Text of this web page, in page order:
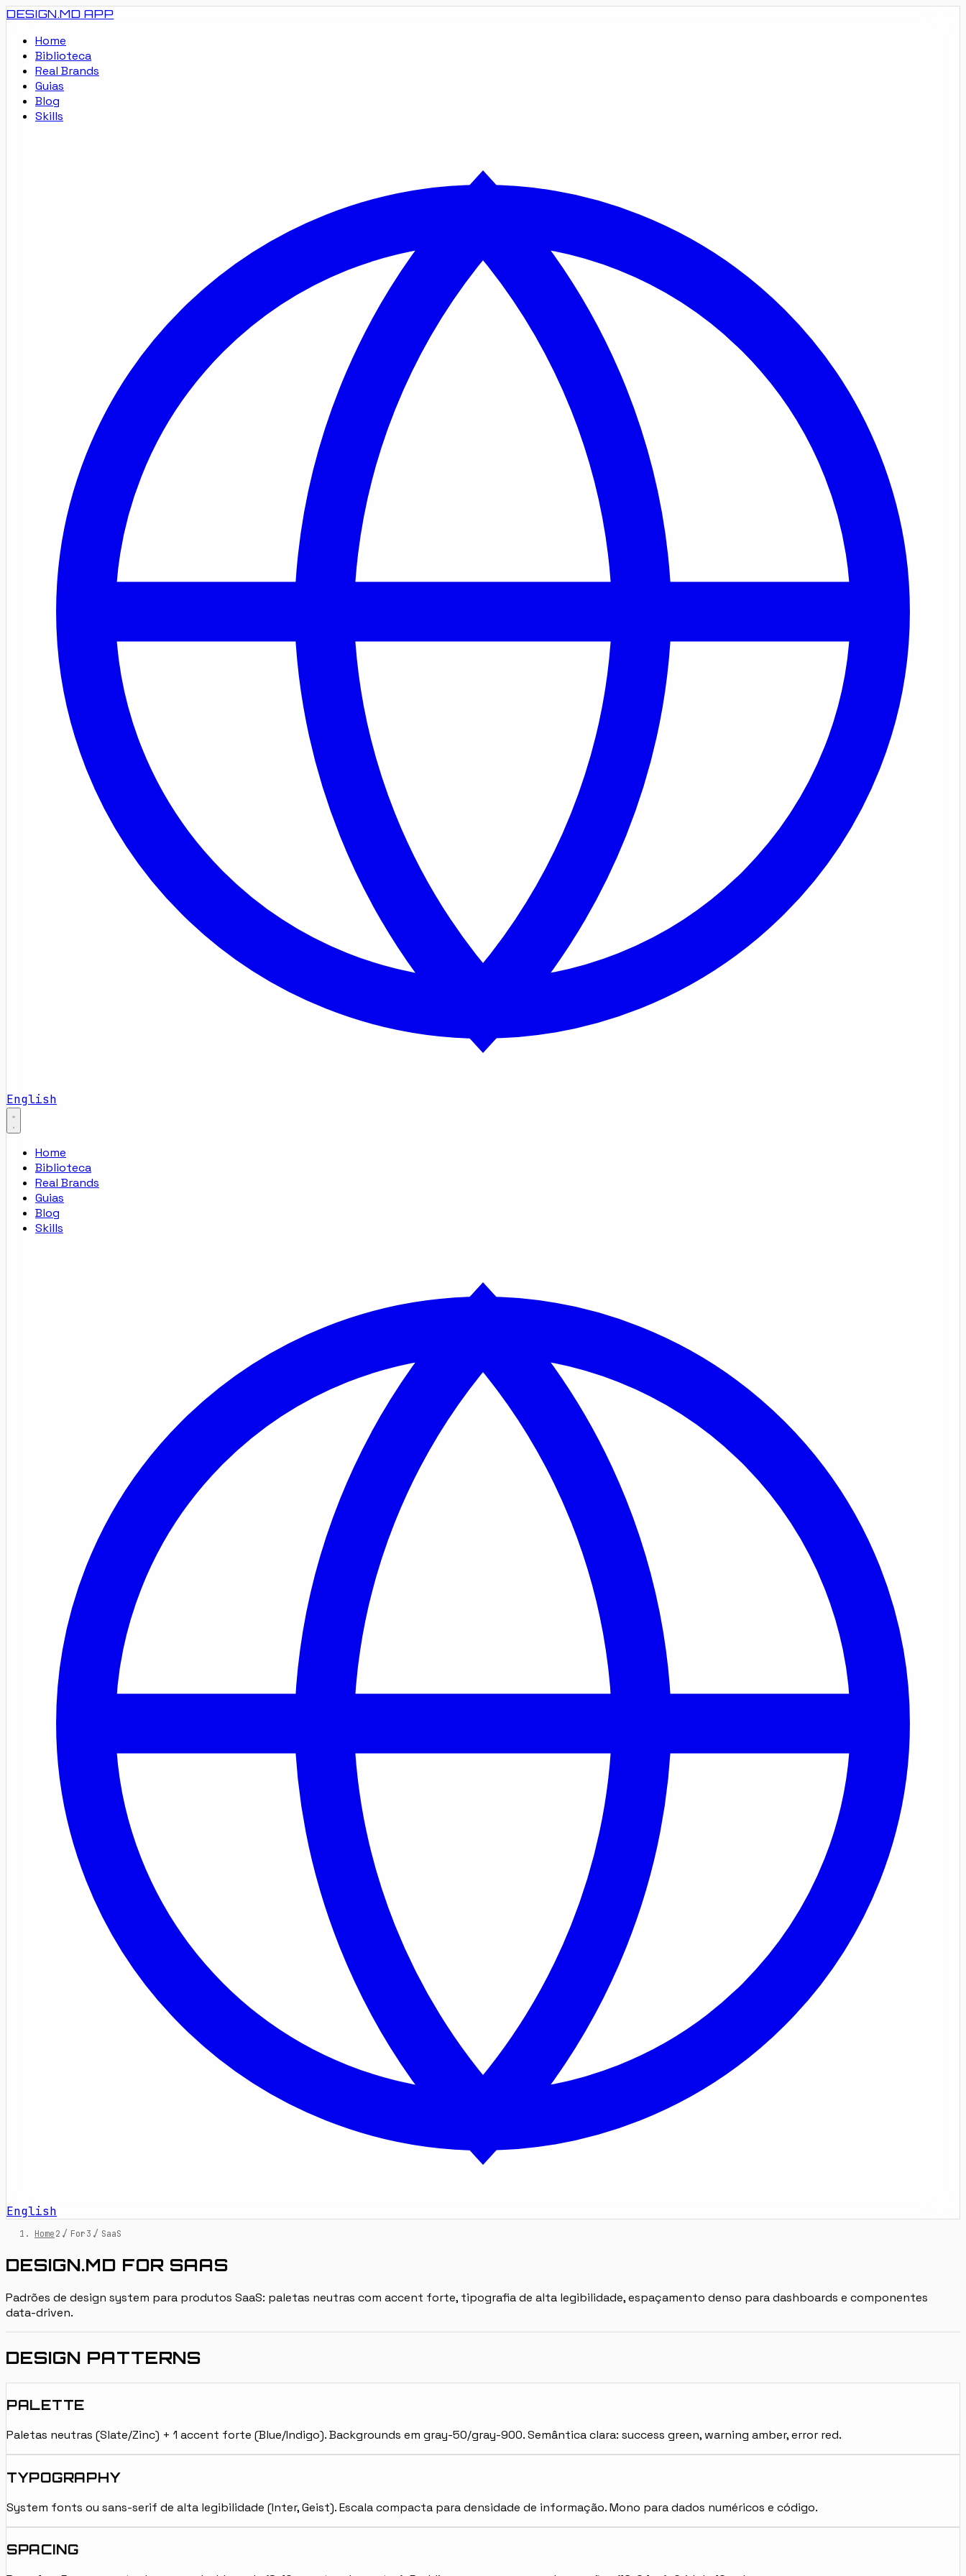
DESIGN.MD APP
Home
Biblioteca
Real Brands
Guias
Blog
Skills
English
Home
Biblioteca
Real Brands
Guias
Blog
Skills
English
Home / For / SaaS
DESIGN.MD FOR SAAS
Padrões de design system para produtos SaaS: paletas neutras com accent forte, tipografia de alta legibilidade, espaçamento denso para dashboards e componentes
data-driven.
DESIGN PATTERNS
PALETTE
Paletas neutras (Slate/Zinc) + 1 accent forte (Blue/Indigo). Backgrounds em gray-50/gray-900. Semântica clara: success green, warning amber, error red.
TYPOGRAPHY
System fonts ou sans-serif de alta legibilidade (Inter, Geist). Escala compacta para densidade de informação. Mono para dados numéricos e código.
SPACING